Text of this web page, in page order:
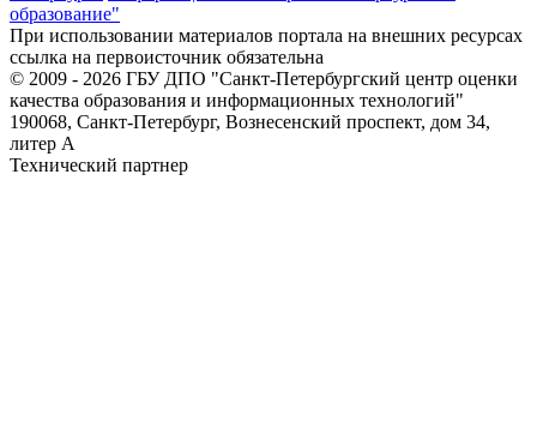
образование"
При использовании материалов портала на внешних ресурсах
ссылка на первоисточник обязательна
© 2009 - 2026 ГБУ ДПО "Санкт-Петербургский центр оценки
качества образования и информационных технологий"
190068, Санкт-Петербург, Вознесенский проспект, дом 34,
литер А
Технический партнер